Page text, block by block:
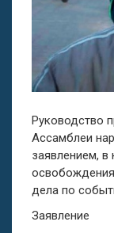
Руководство
Ассамблеи
заявлением, в
дела по
Заявление